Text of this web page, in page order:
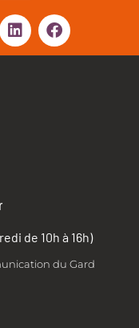
de 10h à 16h)
du Gard